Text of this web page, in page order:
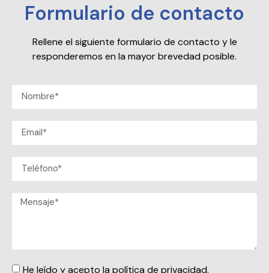
Formulario de contacto
Rellene el siguiente formulario de contacto y le
responderemos en la mayor brevedad posible.
He leído y acepto la política de privacidad.